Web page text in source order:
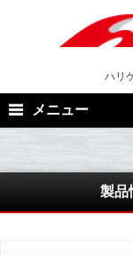
ハリ
メニュー
製品